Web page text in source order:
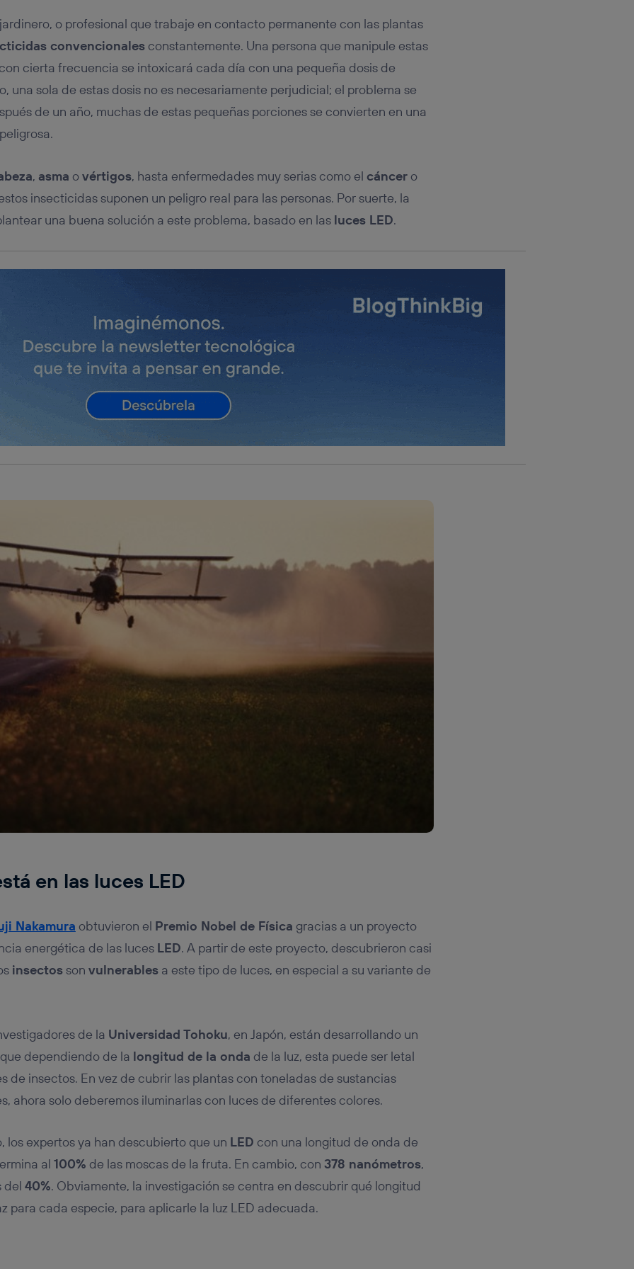
o profesional que trabaje en contacto permanente con las plantas
convencionalesconstantemente. Una persona que manipule estas
cierta frecuencia se intoxicará cada día con una pequeña dosis de
una sola de estas dosis no es necesariamente perjudicial; el problema se
de un año, muchas de estas pequeñas porciones se convierten en una
, asma ovértigos, hasta enfermedades muy serias como el cáncero
insecticidas suponen un peligro real para las personas. Por suerte, la
una buena solución a este problema, basado en las luces LED.
en las luces LED
Nakamura obtuvieron el Premio Nobel de Física gracias a un proyecto
energética de las luces LED. A partir de este proyecto, descubrieron casi
insectosson vulnerablesa este tipo de luces, en especial a su variante de
de la Universidad Tohoku, en Japón, están desarrollando un
dependiendo de la longitud de la onda de la luz, esta puede ser letal
de insectos. En vez de cubrir las plantas con toneladas de sustancias
ahora solo deberemos iluminarlas con luces de diferentes colores.
los expertos ya han descubierto que un LED con una longitud de onda de
al 100% de las moscas de la fruta. En cambio, con 378 nanómetros,
del 40%. Obviamente, la investigación se centra en descubrir qué longitud
para cada especie, para aplicarle la luz LED adecuada.
dispositivo y consienta el uso de la tecnología recibirá el mismo identificador.
unaconexión de banda ancha(p. ej., Wi-Fi), el marketing o análisis se
en función de las actividades de navegación de los miembros del hogar que
su consentimiento.
datos móviles, el marketing será más personalizado, ya que se basará
en la navegación del usuario del móvil.
los consentimientos Utiq seleccionando “Administrar Utiq” en la parte
esta página web o visitando el